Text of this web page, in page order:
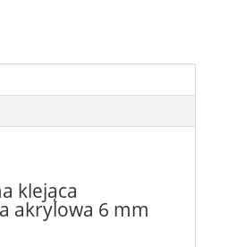
klejąca
akrylowa 6 mm